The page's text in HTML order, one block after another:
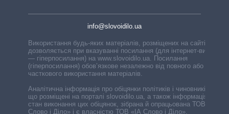
info@slovoidilo.ua
Використання будь-яких матеріалів, розміщених на сайті,
дозволяється при вказуванні посилання (для інтернет-видань
— гіперпосилання) на www.slovoidilo.ua. Посилання
(гіперпосилання) обов’язкове незалежно від повного або
часткового використання матеріалів.
Аналітична інформація про обіцянки політиків і чиновників,
що розміщені на порталі slovoidilo.ua, а також інформація про
стан виконання цих обіцянок, зібрана й опрацьована ТОВ «ІА
Слово і Діло» і є власністю ТОВ «ІА Слово і Діло».